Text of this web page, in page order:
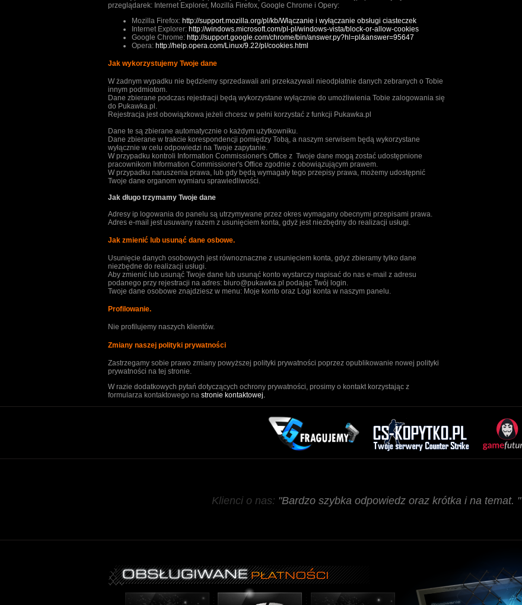
przeglądarek: Internet Explorer, Mozilla Firefox, Google Chrome i Opery:
Mozilla Firefox: http://support.mozilla.org/pl/kb/Włączanie i wyłączanie obsługi ciasteczek
Internet Explorer: http://windows.microsoft.com/pl-pl/windows-vista/block-or-allow-cookies
Google Chrome: http://support.google.com/chrome/bin/answer.py?hl=pl&answer=95647
Opera: http://help.opera.com/Linux/9.22/pl/cookies.html
Jak wykorzystujemy Twoje dane
W żadnym wypadku nie będziemy sprzedawali ani przekazywali nieodpłatnie danych zebranych o Tobie
innym podmiotom.
Dane zbierane podczas rejestracji będą wykorzystane wyłącznie do umożliwienia Tobie zalogowania się
do Pukawka.pl.
Rejestracja jest obowiązkowa jeżeli chcesz w pełni korzystać z funkcji Pukawka.pl
Dane te są zbierane automatycznie o każdym użytkowniku.
Dane zbierane w trakcie korespondencji pomiędzy Tobą, a naszym serwisem będą wykorzystane
wyłącznie w celu odpowiedzi na Twoje zapytanie.
W przypadku kontroli Information Commissioner's Office z Twoje dane mogą zostać udostępnione
pracownikom Information Commissioner's Office zgodnie z obowiązującym prawem.
W przypadku naruszenia prawa, lub gdy będą wymagały tego przepisy prawa, możemy udostępnić
Twoje dane organom wymiaru sprawiedliwości.
Jak długo trzymamy Twoje dane
Adresy ip logowania do panelu są utrzymywane przez okres wymagany obecnymi przepisami prawa.
Adres e-mail jest usuwany razem z usunięciem konta, gdyż jest niezbędny do realizacji usługi.
Jak zmienić lub usunąć dane osbowe.
Usunięcie danych osobowych jest równoznaczne z usunięciem konta, gdyż zbieramy tylko dane
niezbędne do realizacji usługi.
Aby zmienić lub usunąć Twoje dane lub usunąć konto wystarczy napisać do nas e-mail z adresu
podanego przy rejestracji na adres: biuro@pukawka.pl podając Twój login.
Twoje dane osobowe znajdziesz w menu: Moje konto oraz Logi konta w naszym panelu.
Profilowanie.
Nie profilujemy naszych klientów.
Zmiany naszej polityki prywatności
Zastrzegamy sobie prawo zmiany powyższej polityki prywatności poprzez opublikowanie nowej polityki
prywatności na tej stronie.
W razie dodatkowych pytań dotyczących ochrony prywatności, prosimy o kontakt korzystając z
formularza kontaktowego na stronie kontaktowej.
Klienci o nas: "Bardzo szybka odpowiedz oraz krótka i na temat. "